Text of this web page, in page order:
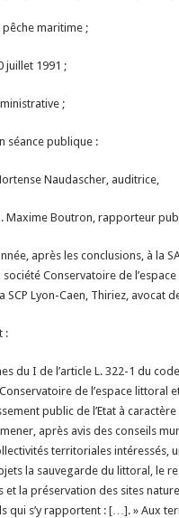
maritime ;
juillet 1991 ;
;
séance publique :
Naudascher, auditrice,
Maxime Boutron, rapporteur
après les conclusions, à la
Conservatoire de
SCP Lyon-Caen, Thiriez, avocat
:
du I de l’article L. 322-1 du
Conservatoire de l’espace littoral
public de l’Etat à
après avis des conseils
territoriales intéressés,
la sauvegarde du littoral, le
la préservation des sites
qui s’y rapportent : […]. » Aux